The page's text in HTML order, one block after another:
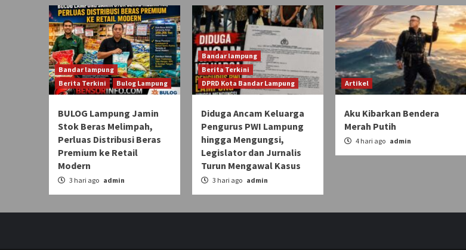
Bandar lampung
Berita Terkini
Bulog Lampung
BULOG Lampung Jamin
Stok Beras Melimpah,
Perluas Distribusi Beras
Premium ke Retail
Modern
3 hari ago admin
Bandar lampung
Berita Terkini
DPRD Kota Bandar Lampung
Diduga Ancam Keluarga
Pengurus PWI Lampung
hingga Mengungsi,
Legislator dan Jurnalis
Turun Mengawal Kasus
3 hari ago admin
Artikel
Aku Kibarkan Bendera
Merah Putih
4 hari ago admin